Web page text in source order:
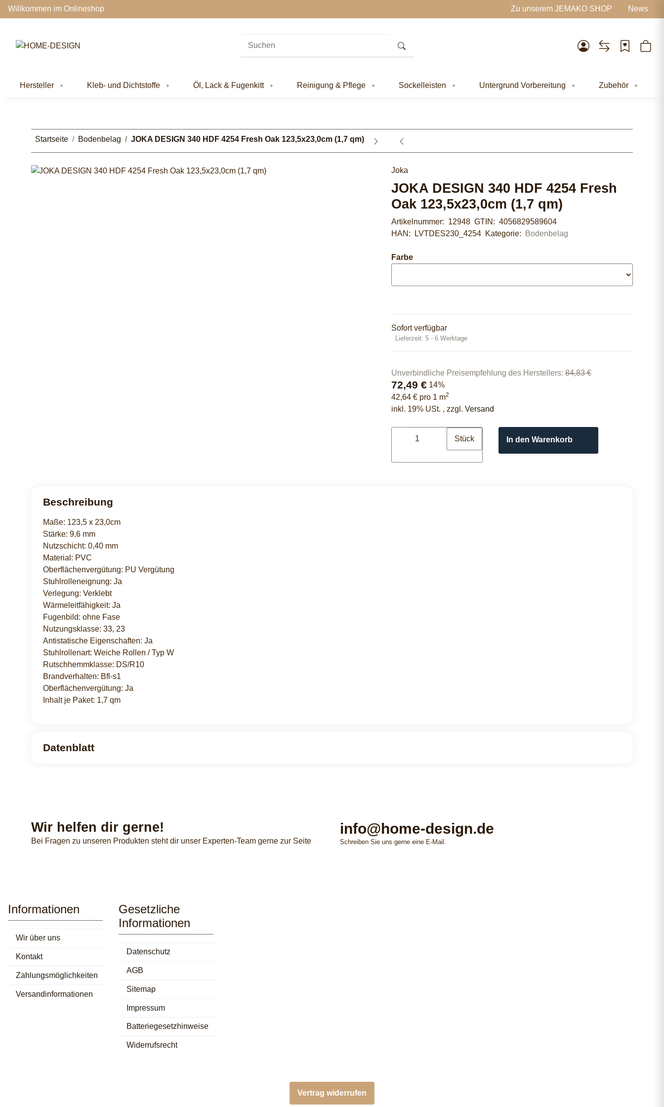
Willkommen im Onlineshop Zu unserem JEMAKO SHOP News
Hersteller Kleb- und Dichtstoffe Öl, Lack & Fugenkitt Reinigung & Pflege Sockelleisten Untergrund Vorbereitung Zubehör
Startseite Bodenbelag JOKA DESIGN 340 HDF 4254 Fresh Oak 123,5x23,0cm (1,7 qm)
Joka
JOKA DESIGN 340 HDF 4254 Fresh
Oak 123,5x23,0cm (1,7 qm)
Artikelnummer: 12948 GTIN:4056829589604
HAN:
LVTDES230_4254 Kategorie: Bodenbelag
Farbe
Sofort verfügbar
Lieferzeit:5 - 6 Werktage
Unverbindliche Preisempfehlung des Herstellers:84,83 €
72,49 € 14%
42,64 € pro 1 m2
inkl. 19% USt. , zzgl.Versand
Stück In den Warenkorb
Beschreibung
Maße: 123,5 x 23,0cm
Stärke: 9,6 mm
Nutzschicht: 0,40 mm
Material: PVC
Oberflächenvergütung: PU Vergütung
Stuhlrolleneignung: Ja
Verlegung: Verklebt
Wärmeleitfähigkeit: Ja
Fugenbild: ohne Fase
Nutzungsklasse: 33, 23
Antistatische Eigenschaften: Ja
Stuhlrollenart: Weiche Rollen / Typ W
Rutschhemmklasse: DS/R10
Brandverhalten: Bfl-s1
Oberflächenvergütung: Ja
Inhalt je Paket: 1,7 qm
Datenblatt
Wir helfen dir gerne!
Bei Fragen zu unseren Produkten steht dir unser Experten-Team gerne zur Seite
info@home-design.de
Schreiben Sie uns gerne eine E-Mail.
Informationen
Wir über uns
Kontakt
Zahlungsmöglichkeiten
Versandinformationen
Gesetzliche
Informationen
Datenschutz
AGB
Sitemap
Impressum
Batteriegesetzhinweise
Widerrufsrecht
Vertrag widerrufen